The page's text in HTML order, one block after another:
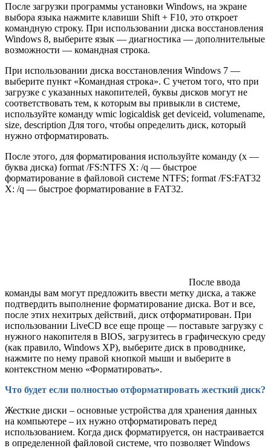
После загрузки программы установки Windows, на экране
выбора языка нажмите клавиши Shift + F10, это откроет
командную строку. При использовании диска восстановления
Windows 8, выберите язык — диагностика — дополнительные
возможности — командная строка.
При использовании диска восстановления Windows 7 —
выберите пункт «Командная строка». С учетом того, что при
загрузке с указанных накопителей, буквы дисков могут не
соответствовать тем, к которым вы привыкли в системе,
используйте команду wmic logicaldisk get deviceid, volumename,
size, description Для того, чтобы определить диск, который
нужно отформатировать.
После этого, для форматирования используйте команду (x —
буква диска) format /FS:NTFS X: /q — быстрое
форматирование в файловой системе NTFS; format /FS:FAT32
X: /q — быстрое форматирование в FAT32.
После ввода
команды вам могут предложить ввести метку диска, а также
подтвердить выполнение форматирование диска. Вот и все,
после этих нехитрых действий, диск отформатирован. При
использовании LiveCD все еще проще — поставьте загрузку с
нужного накопителя в BIOS, загрузитесь в графическую среду
(как правило, Windows XP), выберите диск в проводнике,
нажмите по нему правой кнопкой мыши и выберите в
контекстном меню «Форматировать».
Что будет если полностью отформатировать жесткий диск?
Жесткие диски – основные устройства для хранения данных
на компьютере – их нужно отформатировать перед
использованием. Когда диск форматируется, он настраивается
в определенной файловой системе, что позволяет Windows